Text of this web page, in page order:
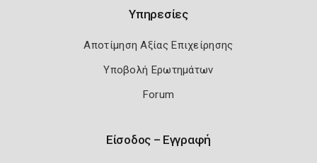
Υπηρεσίες
Αποτίμηση Αξίας Επιχείρησης
Υποβολή Ερωτημάτων
Forum
Είσοδος – Εγγραφή